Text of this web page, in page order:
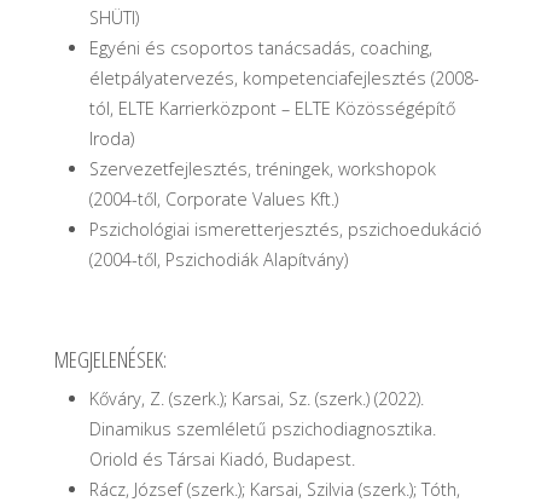
SHÜTI)
Egyéni és csoportos tanácsadás, coaching,
életpályatervezés, kompetenciafejlesztés (2008-
tól, ELTE Karrierközpont – ELTE Közösségépítő
Iroda)
Szervezetfejlesztés, tréningek, workshopok
(2004-től, Corporate Values Kft.)
Pszichológiai ismeretterjesztés, pszichoedukáció
(2004-től, Pszichodiák Alapítvány)
MEGJELENÉSEK:
Kőváry, Z. (szerk.); Karsai, Sz. (szerk.) (2022).
Dinamikus szemléletű pszichodiagnosztika.
Oriold és Társai Kiadó, Budapest.
Rácz, József (szerk.); Karsai, Szilvia (szerk.); Tóth,